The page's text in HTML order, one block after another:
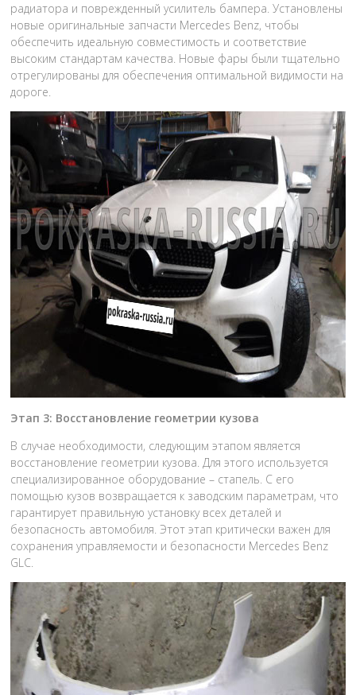
радиатора и поврежденный усилитель бампера. Установлены
новые оригинальные запчасти Mercedes Benz, чтобы
обеспечить идеальную совместимость и соответствие
высоким стандартам качества. Новые фары были тщательно
отрегулированы для обеспечения оптимальной видимости на
дороге.
Этап 3: Восстановление геометрии кузова
В случае необходимости, следующим этапом является
восстановление геометрии кузова. Для этого используется
специализированное оборудование – стапель. С его
помощью кузов возвращается к заводским параметрам, что
гарантирует правильную установку всех деталей и
безопасность автомобиля. Этот этап критически важен для
сохранения управляемости и безопасности Mercedes Benz
GLC.